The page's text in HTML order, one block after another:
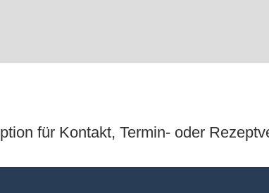
für Kontakt, Termin- oder